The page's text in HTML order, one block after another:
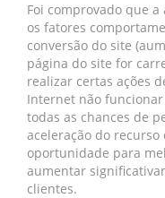
Foi comprovado que
os fatores
conversão do site
página do site for
realizar certas ações
Internet não
todas as chances de
aceleração do
oportunidade para
aumentar
clientes.